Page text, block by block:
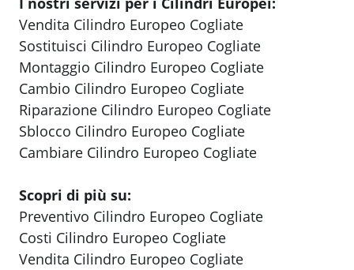
Vendita Cilindro Europeo Cogliate
Sostituisci Cilindro Europeo Cogliate
Montaggio Cilindro Europeo Cogliate
Cambio Cilindro Europeo Cogliate
Riparazione Cilindro Europeo Cogliate
Sblocco Cilindro Europeo Cogliate
Cambiare Cilindro Europeo Cogliate
Scopri di più su:
Preventivo Cilindro Europeo Cogliate
Costi Cilindro Europeo Cogliate
Vendita Cilindro Europeo Cogliate